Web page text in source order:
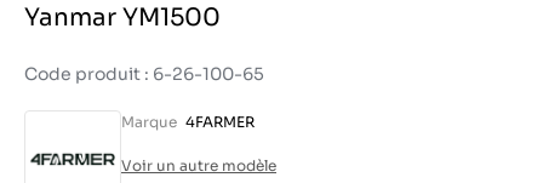
Yanmar YM1500
Code produit : 6-26-100-65
Marque 4FARMER
Voir un autre modèle